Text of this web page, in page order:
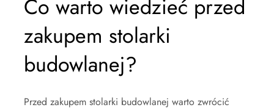
Co warto wiedzieć przed
zakupem stolarki
budowlanej?
Przed zakupem stolarki budowlanej warto zwrócić